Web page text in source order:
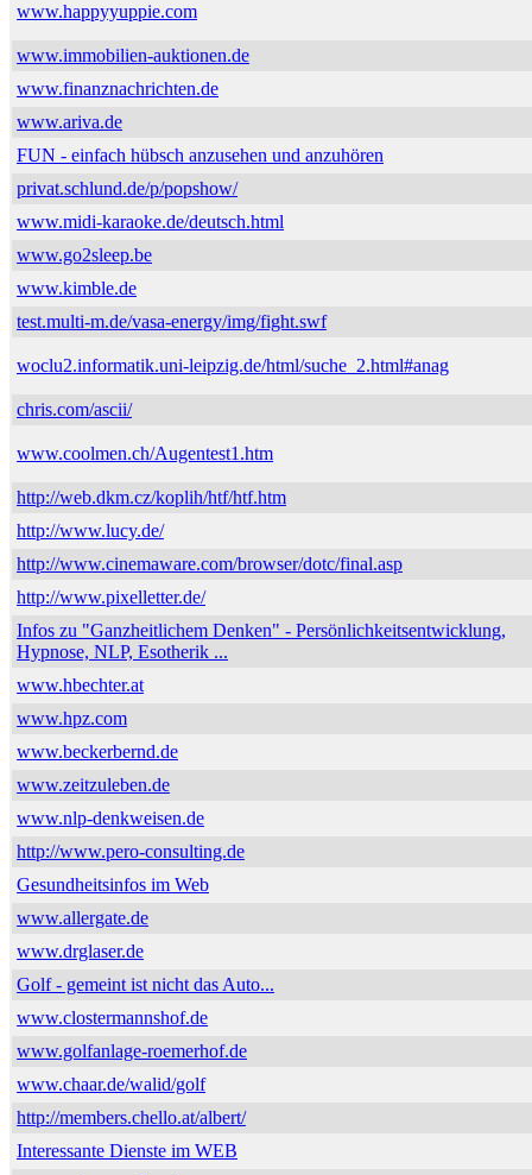
www.happyyuppie.com
www.immobilien-auktionen.de
www.finanznachrichten.de
www.ariva.de
FUN - einfach hübsch anzusehen und anzuhören
privat.schlund.de/p/popshow/
www.midi-karaoke.de/deutsch.html
www.go2sleep.be
www.kimble.de
test.multi-m.de/vasa-energy/img/fight.swf
woclu2.informatik.uni-leipzig.de/html/suche_2.html#anag
chris.com/ascii/
www.coolmen.ch/Augentest1.htm
http://web.dkm.cz/koplih/htf/htf.htm
http://www.lucy.de/
http://www.cinemaware.com/browser/dotc/final.asp
http://www.pixelletter.de/
Infos zu "Ganzheitlichem Denken" - Persönlichkeitsentwicklung,
Hypnose, NLP, Esotherik ...
www.hbechter.at
www.hpz.com
www.beckerbernd.de
www.zeitzuleben.de
www.nlp-denkweisen.de
http://www.pero-consulting.de
Gesundheitsinfos im Web
www.allergate.de
www.drglaser.de
Golf - gemeint ist nicht das Auto...
www.clostermannshof.de
www.golfanlage-roemerhof.de
www.chaar.de/walid/golf
http://members.chello.at/albert/
Interessante Dienste im WEB